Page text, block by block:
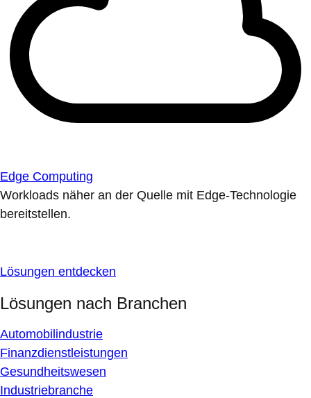
Edge Computing
Workloads näher an der Quelle mit Edge-Technologie
bereitstellen.
Lösungen entdecken
Lösungen nach Branchen
Automobilindustrie
Finanzdienstleistungen
Gesundheitswesen
Industriebranche